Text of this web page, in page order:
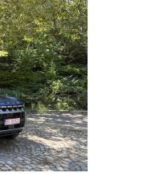
cu
aer
de
Mediterana